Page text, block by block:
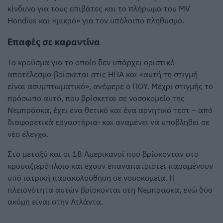
κίνδυνο για τους επιβάτες και το πλήρωμα του MV
Hondius και «μικρό» για τον υπόλοιπο πληθυσμό.
Επαφές σε καραντίνα
Το κρούσμα για το οποίο δεν υπάρχει οριστικό
αποτέλεσμα βρίσκεται στις ΗΠΑ και «αυτή τη στιγμή
είναι ασυμπτωματικό», ανέφερε ο ΠΟΥ. Μέχρι στιγμής το
πρόσωπο αυτό, που βρίσκεται σε νοσοκομείο της
Νεμπράσκα, έχει ένα θετικό και ένα αρνητικό τεστ – από
διαφορετικά εργαστήρια- και αναμένει να υποβληθεί σε
νέο έλεγχο.
Στο μεταξύ και οι 18 Αμερικανοί που βρίσκονταν στο
κρουαζιερόπλοιο και έχουν επαναπατριστεί παραμένουν
υπό ιατρική παρακολούθηση σε νοσοκομεία. Η
πλειονότητα αυτών βρίσκονται στη Νεμπράσκα, ενώ δύο
ακόμη είναι στην Ατλάντα.